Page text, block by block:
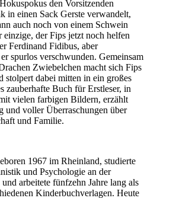
den Vorsitzenden
in einen Sack Gerste verwandelt,
auch noch von einem Schwein
einzige, der Fips jetzt noch helfen
Ferdinand Fidibus, aber
spurlos verschwunden. Gemeinsam
Zwiebelchen macht sich Fips
stolpert dabei mitten in ein großes
zauberhafte Buch für Erstleser, in
vielen farbigen Bildern, erzählt
und voller Überraschungen über
und Familie.
1967 im Rheinland, studierte
und Psychologie an der
arbeitete fünfzehn Jahre lang als
Kinderbuchverlagen. Heute